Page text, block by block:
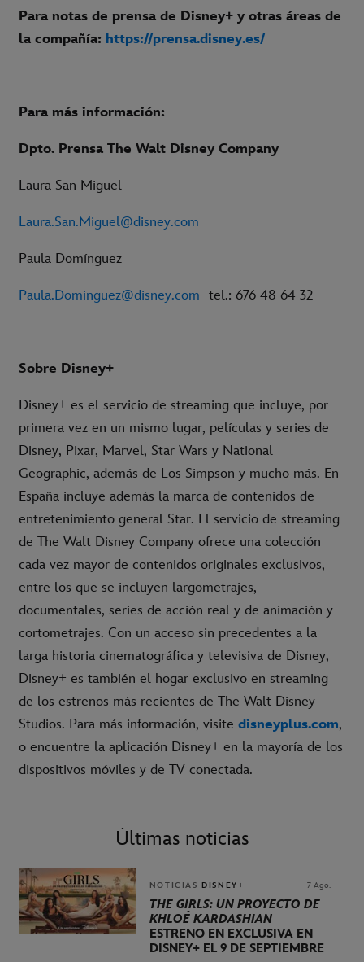
Para notas de prensa de Disney+ y otras áreas de
la compañía: https://prensa.disney.es/
Para más información:
Dpto. Prensa The Walt Disney Company
Laura San Miguel
Laura.San.Miguel@disney.com
Paula Domínguez
Paula.Dominguez@disney.com -tel.: 676 48 64 32
Sobre Disney+
Disney+ es el servicio de streaming que incluye, por
primera vez en un mismo lugar, películas y series de
Disney, Pixar, Marvel, Star Wars y National
Geographic, además de Los Simpson y mucho más. En
España incluye además la marca de contenidos de
entretenimiento general Star. El servicio de streaming
de The Walt Disney Company ofrece una colección
cada vez mayor de contenidos originales exclusivos,
entre los que se incluyen largometrajes,
documentales, series de acción real y de animación y
cortometrajes. Con un acceso sin precedentes a la
larga historia cinematográfica y televisiva de Disney,
Disney+ es también el hogar exclusivo en streaming
de los estrenos más recientes de The Walt Disney
Studios. Para más información, visite disneyplus.com,
o encuentre la aplicación Disney+ en la mayoría de los
dispositivos móviles y de TV conectada.
Últimas noticias
NOTICIAS DISNEY+ 7 Ago.
THE GIRLS: UN PROYECTO DE
KHLOÉ KARDASHIAN
ESTRENO EN EXCLUSIVA EN
DISNEY+ EL 9 DE SEPTIEMBRE